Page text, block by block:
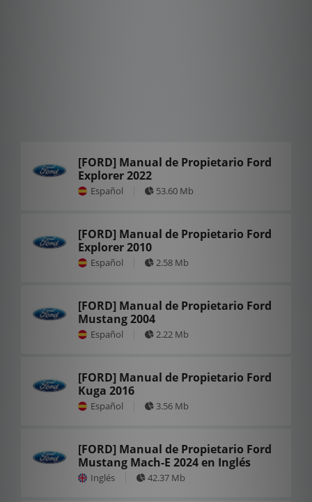
[FORD] Manual de Propietario Ford
Explorer 2022
Español 53.60 Mb
[FORD] Manual de Propietario Ford
Explorer 2010
Español 2.58 Mb
[FORD] Manual de Propietario Ford
Mustang 2004
Español 2.22 Mb
[FORD] Manual de Propietario Ford
Kuga 2016
Español 3.56 Mb
[FORD] Manual de Propietario Ford
Mustang Mach-E 2024 en Inglés
Inglés 42.37 Mb